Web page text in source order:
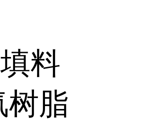
料
树脂